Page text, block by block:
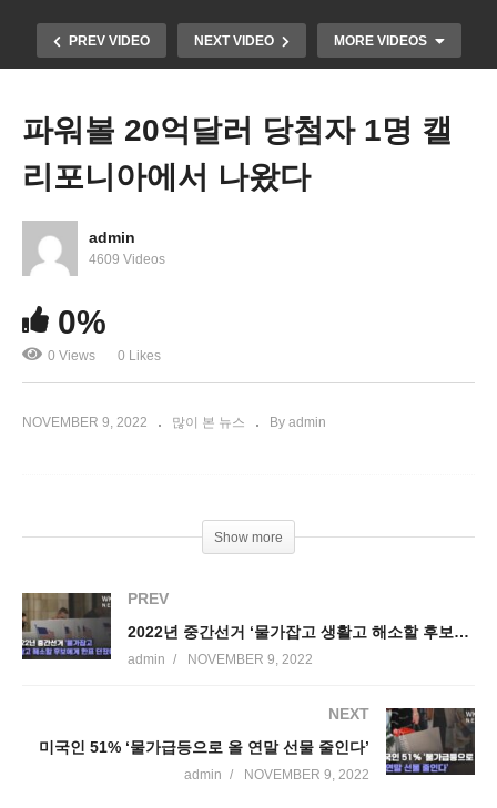
PREV VIDEO NEXT VIDEO MORE VIDEOS
동산 업계’
파워볼 20억달러 당첨자 1명 캘
리포니아에서 나왔다
admin
4609 Videos
0%
0 Views 0 Likes
NOVEMBER 9, 2022 많이 본 뉴스 By admin
Show more
PREV
2022년 중간선거 ‘물가잡고 생활고 해소할 후보에게 한표 던졌어요’
admin NOVEMBER 9, 2022
NEXT
미국인 51% ‘물가급등으로 올 연말 선물 줄인다’
admin NOVEMBER 9, 2022